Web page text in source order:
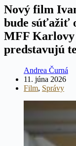
Nový film
bude súťažiť
MFF Karlovy
predstavujú
Andrea Čurná
11. júna 2026
Film, Správy